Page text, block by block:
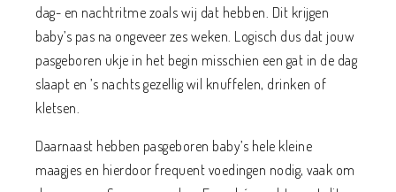
dag- en nachtritme zoals wij dat hebben. Dit krijgen
baby’s pas na ongeveer zes weken. Logisch dus dat jouw
pasgeboren ukje in het begin misschien een gat in de dag
slaapt en ’s nachts gezellig wil knuffelen, drinken of
kletsen.
Daarnaast hebben pasgeboren baby’s hele kleine
maagjes en hierdoor frequent voedingen nodig, vaak om